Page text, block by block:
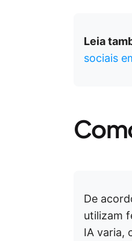
Leia
sociais
De
utilizam
IA varia,